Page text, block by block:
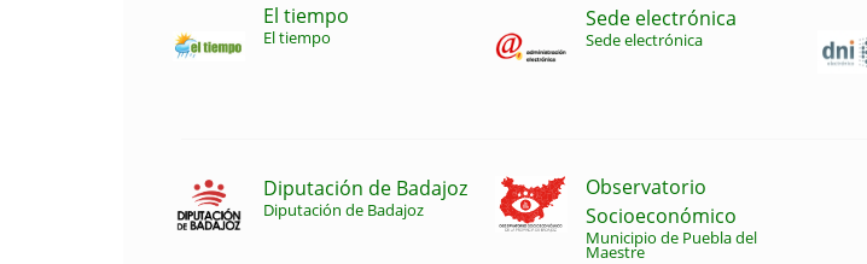
El tiempo
El tiempo
Sede electrónica
Sede electrónica
Diputación de Badajoz
Diputación de Badajoz
Observatorio
Socioeconómico
Municipio de Puebla del
Maestre